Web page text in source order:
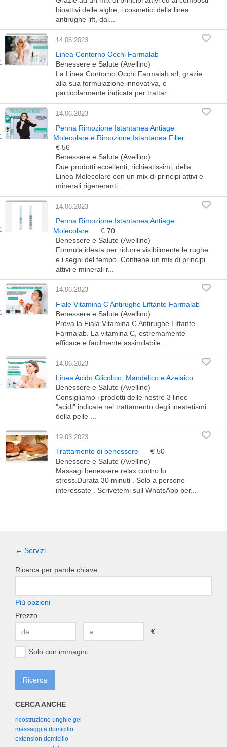
bioattivi delle alghe, i cosmetici della linea
antirughe lift, dal...
14.06.2023
Linea Contorno Occhi Farmalab
Benessere e Salute (Avellino)
La Linea Contorno Occhi Farmalab srl, grazie
alla sua formulazione innovativa, è
particolarmente indicata per trattar...
14.06.2023
Penna Rimozione Istantanea Antiage
Molecolare e Rimozione Istantanea Filler
€ 56
Benessere e Salute (Avellino)
Due prodotti eccellenti, richiestissimi, della
Linea Molecolare con un mix di principi attivi e
minerali rigeneranti ...
14.06.2023
Penna Rimozione Istantanea Antiage
Molecolare
€ 70
Benessere e Salute (Avellino)
Formula ideata per ridurre visibilmente le rughe
e i segni del tempo. Contiene un mix di principi
attivi e minerali r...
14.06.2023
Fiale Vitamina C Antirughe Liftante Farmalab
Benessere e Salute (Avellino)
Prova la Fiala Vitamina C Antirughe Liftante
Farmalab. La vitamina C, estremamente
efficace e facilmente assimilabile...
14.06.2023
Linea Acido Glicolico, Mandelico e Azelaico
Benessere e Salute (Avellino)
Consigliamo i prodotti delle nostre 3 linee
"acidi" indicate nel trattamento degli inestetismi
della pelle ...
19.03.2023
Trattamento di benessere
€ 50
Benessere e Salute (Avellino)
Massagi benessere relax contro lo
stress.Durata 30 minuti . Solo a persone
interessate . Scrivetemi sull WhatsApp per...
← Servizi
Ricerca per parole chiave
Più opzioni
Prezzo
€
Solo con immagini
CERCA ANCHE
ricostruzione unghie gel
massaggi a domicilio
extension domicilio